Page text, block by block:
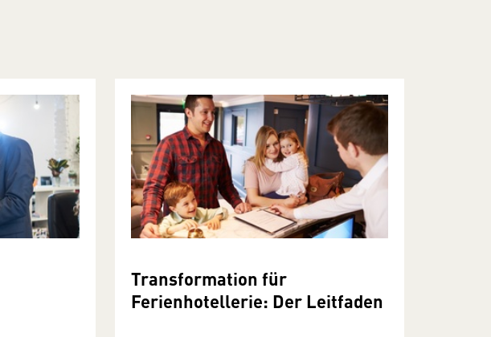
Transformation für
Ferienhotellerie: Der Leitfaden